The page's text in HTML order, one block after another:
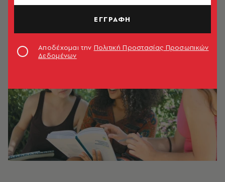
ΕΓΓΡΑΦΗ
Αποδέχομαι την Πολιτική Προστασίας Προσωπικών
Δεδομένων